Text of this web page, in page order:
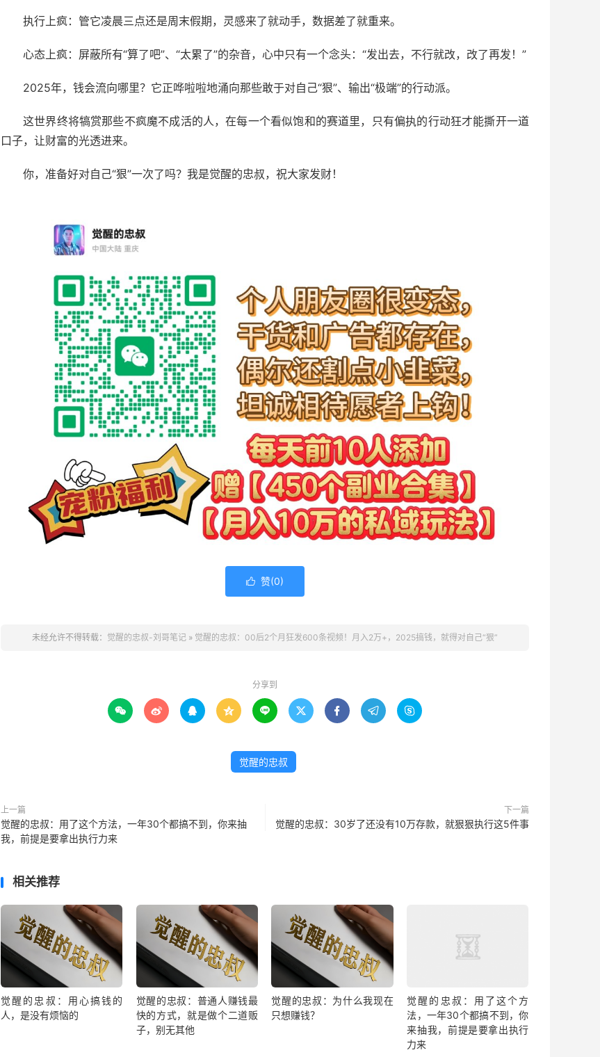
执行上疯：管它凌晨三点还是周末假期，灵感来了就动手，数据差了就重来。
心态上疯：屏蔽所有“算了吧”、“太累了”的杂音，心中只有一个念头：“发出去，不行就改，改了再发！”
2025年，钱会流向哪里？它正哗啦啦地涌向那些敢于对自己“狠”、输出“极端”的行动派。
这世界终将犒赏那些不疯魔不成活的人，在每一个看似饱和的赛道里，只有偏执的行动狂才能撕开一道
口子，让财富的光透进来。
你，准备好对自己“狠”一次了吗？我是觉醒的忠叔，祝大家发财！
 赞(0)
未经允许不得转载： 觉醒的忠叔-刘哥笔记 » 觉醒的忠叔：00后2个月狂发600条视频！月入2万+，2025搞钱，就得对自己“狠”
分享到
        
觉醒的忠叔
上一篇
觉醒的忠叔：用了这个方法，一年30个都搞不到，你来抽
我，前提是要拿出执行力来
下一篇
觉醒的忠叔：30岁了还没有10万存款，就狠狠执行这5件事
相关推荐
觉醒的忠叔：用心搞钱的
人，是没有烦恼的
觉醒的忠叔：普通人赚钱最
快的方式，就是做个二道贩
子，别无其他
觉醒的忠叔：为什么我现在
只想赚钱？
觉醒的忠叔：用了这个方
法，一年30个都搞不到，你
来抽我，前提是要拿出执行
力来